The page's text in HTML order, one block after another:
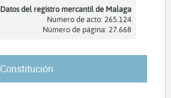
Datos del registro mercantil de Malaga
Número de acto: 265.124
Número de página: 27.668
Constitución